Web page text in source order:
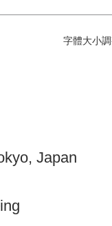
字體大小
Japan